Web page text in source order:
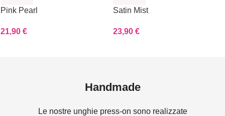
Pink Pearl
21,90 €
Satin Mist
23,90 €
Handmade
Le nostre unghie press-on sono realizzate